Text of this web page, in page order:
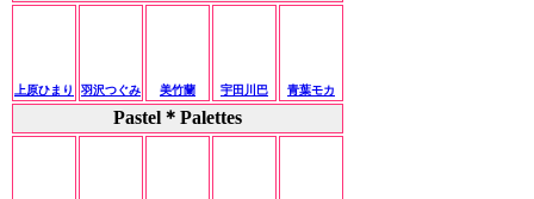
上原ひまり 羽沢つぐみ 美竹蘭 宇田川巴 青葉モカ
Pastel＊Palettes